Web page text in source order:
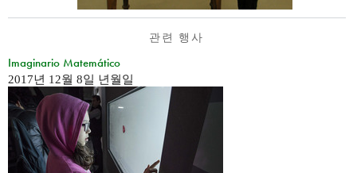
관련 행사
Imaginario Matemático
2017년 12월 8일 년월일